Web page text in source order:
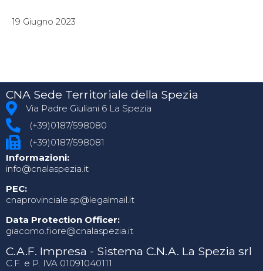
19 Giugno 2023
CNA Sede Territoriale della Spezia
Via Padre Giuliani 6 La Spezia
(+39)0187/598080
(+39)0187/598081
Informazioni:
info@cnalaspezia.it
PEC:
cnaprovinciale.sp@legalmail.it
Data Protection Officer:
giacomo.fiore@cnalaspezia.it
C.A.F. Impresa - Sistema C.N.A. La Spezia srl
C.F. e P. IVA 01091040111